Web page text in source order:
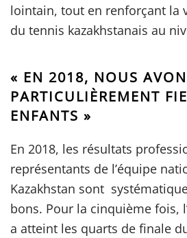
lointain, tout en renforçant la
du tennis kazakhstanais au
« EN 2018, NOUS
PARTICULIÈREMENT
ENFANTS »
En 2018, les résultats
représentants de l’équipe
Kazakhstan sont
bons. Pour la cinquième fois,
a atteint les quarts de finale